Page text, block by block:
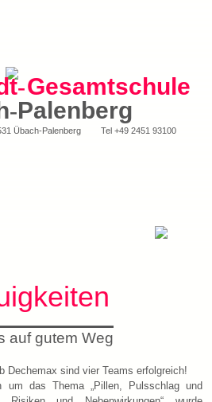
-Gesamtschule
-Palenberg
Übach-Palenberg Tel +49 2451 93100
auf gutem Weg
Dechemax sind vier Teams erfolgreich!
um das Thema „Pillen, Pulsschlag und